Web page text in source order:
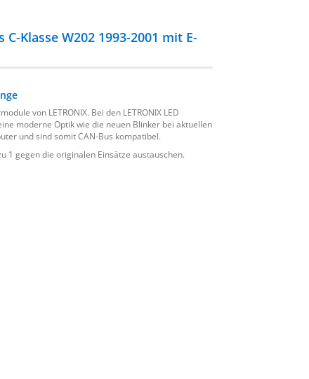
Klasse W202 1993-2001 mit E-
von LETRONIX. Bei den LETRONIX LED
moderne Optik wie die neuen Blinker bei aktuellen
und sind somit CAN-Bus kompatibel.
1 gegen die originalen Einsätze austauschen.